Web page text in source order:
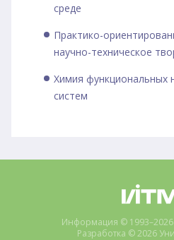
среде
Практико-
научно-техническое
Химия функциональных
систем
Информация ©
Разработка © 2026